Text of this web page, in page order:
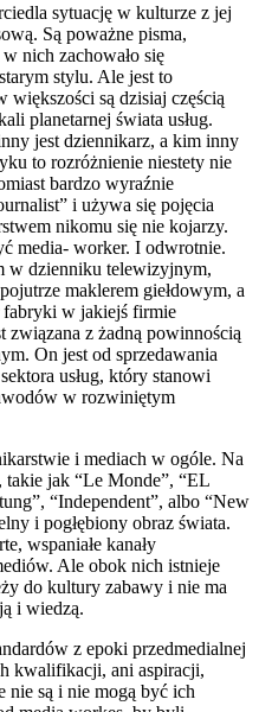
sytuację w kulturze z jej
Są poważne pisma,
nich zachowało się
stylu. Ale jest to
większości są dzisiaj częścią
planetarnej świata usług.
jest dziennikarz, a kim inny
to rozróżnienie niestety nie
bardzo wyraźnie
i używa się pojęcia
nikomu się nie kojarzy.
media- worker. I odwrotnie.
w dzienniku telewizyjnym,
maklerem giełdowym, a
fabryki w jakiejś firmie
związana z żadną powinnością
On jest od sprzedawania
usług, który stanowi
w rozwiniętym
i mediach w ogóle. Na
takie jak “Le Monde”, “EL
“Independent”, albo “New
i pogłębiony obraz świata.
wspaniałe kanały
Ale obok nich istnieje
do kultury zabawy i nie ma
i wiedzą.
z epoki przedmedialnej
kwalifikacji, ani aspiracji,
nie są i nie mogą być ich